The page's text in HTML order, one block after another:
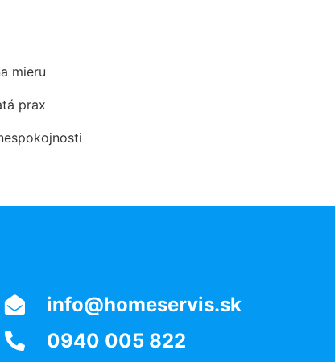
mieru
prax
info@homeservis.sk
0940 005 822